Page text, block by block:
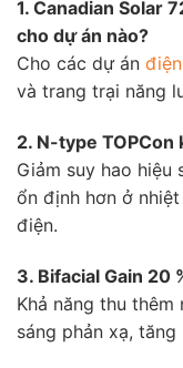
1. Canadian Solar
cho dự án nào?
Cho các dự án
và trang trại năng
2. N-type TOPCon
Giảm suy hao hiệu
ổn định hơn ở
điện.
3. Bifacial Gain 20
Khả năng thu
sáng phản xạ,